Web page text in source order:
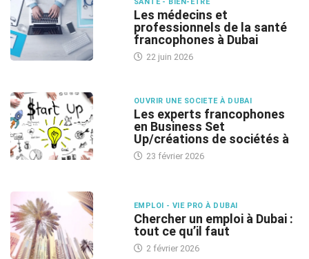
SANTÉ - BIEN-ÊTRE
Les médecins et
professionnels de la santé
francophones à Dubai
22 juin 2026
OUVRIR UNE SOCIETE À DUBAI
Les experts francophones
en Business Set
Up/créations de sociétés à
23 février 2026
EMPLOI - VIE PRO À DUBAI
Chercher un emploi à Dubai :
tout ce qu’il faut
2 février 2026